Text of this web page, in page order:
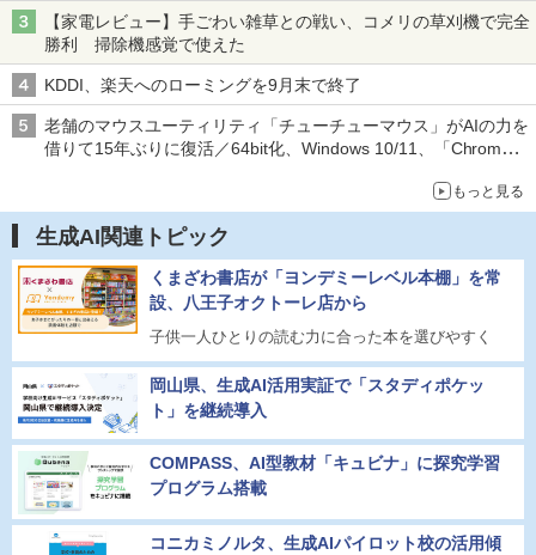
【家電レビュー】手ごわい雑草との戦い、コメリの草刈機で完全
勝利 掃除機感覚で使えた
KDDI、楽天へのローミングを9月末で終了
老舗のマウスユーティリティ「チューチューマウス」がAIの力を
借りて15年ぶりに復活／64bit化、Windows 10/11、「Chrome」
もっと見る
生成AI関連トピック
くまざわ書店が「ヨンデミーレベル本棚」を常
設、八王子オクトーレ店から
子供一人ひとりの読む力に合った本を選びやすく
岡山県、生成AI活用実証で「スタディポケッ
ト」を継続導入
COMPASS、AI型教材「キュビナ」に探究学習
プログラム搭載
コニカミノルタ、生成AIパイロット校の活用傾